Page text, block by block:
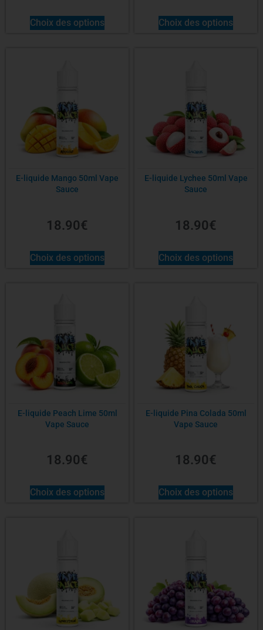
Choix des options Choix des options
E-liquide Mango 50ml Vape
Sauce
18.90€
Choix des options
E-liquide Lychee 50ml Vape
Sauce
18.90€
Choix des options
E-liquide Peach Lime 50ml
Vape Sauce
18.90€
Choix des options
E-liquide Pina Colada 50ml
Vape Sauce
18.90€
Choix des options